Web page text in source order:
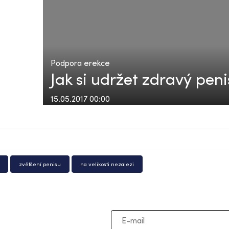
Podpora erekce
Jak si udržet zdravý
15.05.2017 00:00
zvětšení penisu na velikosti nezalezi